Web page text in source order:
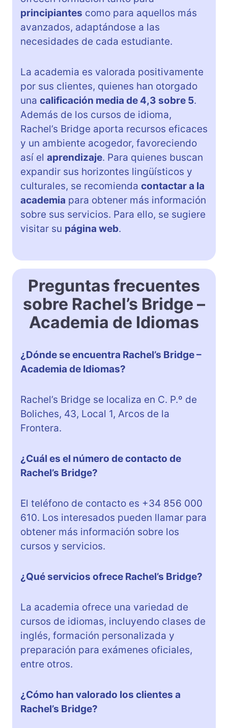
principiantes como para aquellos más
avanzados, adaptándose a las
necesidades de cada estudiante.
La academia es valorada positivamente
por sus clientes, quienes han otorgado
una calificación media de 4,3 sobre 5.
Además de los cursos de idioma,
Rachel’s Bridge aporta recursos eficaces
y un ambiente acogedor, favoreciendo
así el aprendizaje. Para quienes buscan
expandir sus horizontes lingüísticos y
culturales, se recomienda contactar a la
academia para obtener más información
sobre sus servicios. Para ello, se sugiere
visitar su página web.
Preguntas frecuentes
sobre Rachel’s Bridge –
Academia de Idiomas
¿Dónde se encuentra Rachel’s Bridge –
Academia de Idiomas?
Rachel’s Bridge se localiza en C. P.º de
Boliches, 43, Local 1, Arcos de la
Frontera.
¿Cuál es el número de contacto de
Rachel’s Bridge?
El teléfono de contacto es +34 856 000
610. Los interesados pueden llamar para
obtener más información sobre los
cursos y servicios.
¿Qué servicios ofrece Rachel’s Bridge?
La academia ofrece una variedad de
cursos de idiomas, incluyendo clases de
inglés, formación personalizada y
preparación para exámenes oficiales,
entre otros.
¿Cómo han valorado los clientes a
Rachel’s Bridge?